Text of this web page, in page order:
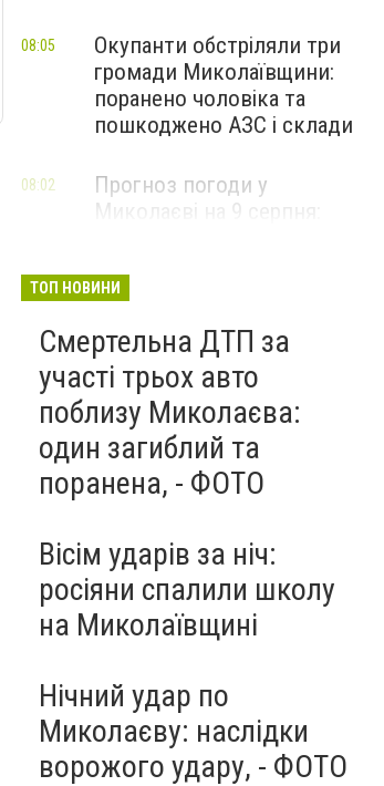
Окупанти обстріляли три
громади Миколаївщини:
поранено чоловіка та
пошкоджено АЗС і склади
08:05
Прогноз погоди у
Миколаєві на 9 серпня:
08:02
ТОП НОВИНИ
Смертельна ДТП за
участі трьох авто
поблизу Миколаєва:
один загиблий та
поранена, - ФОТО
Вісім ударів за ніч:
росіяни спалили школу
на Миколаївщині
Нічний удар по
Миколаєву: наслідки
ворожого удару, - ФОТО